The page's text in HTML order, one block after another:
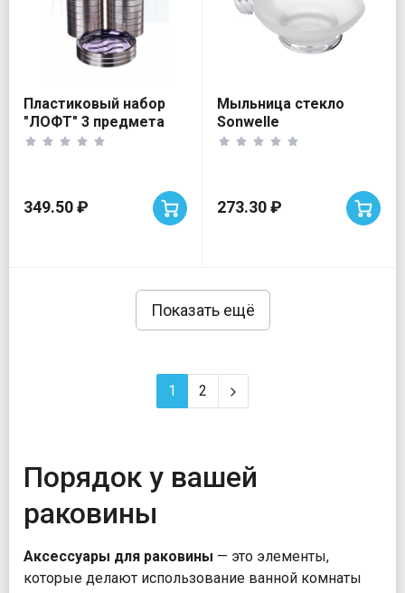
Пластиковый набор
"ЛОФТ" 3 предмета
349.50 ₽
Мыльница стекло
Sonwelle
273.30 ₽
Показать ещё
1 2
Порядок у вашей
раковины
Аксессуары для раковины — это элементы,
которые делают использование ванной комнаты